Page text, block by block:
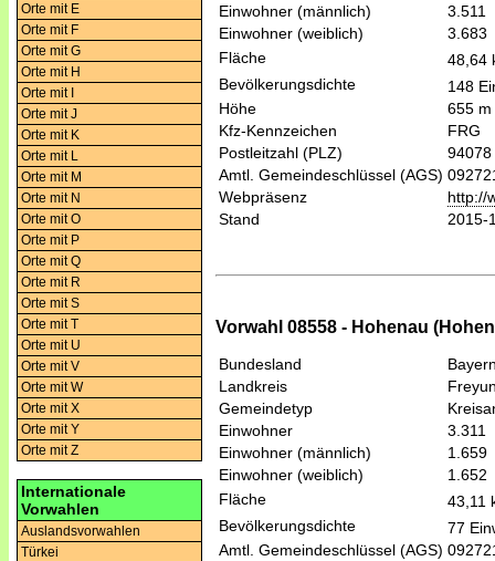
Orte mit E
Orte mit F
Orte mit G
Orte mit H
Orte mit I
Orte mit J
Orte mit K
Orte mit L
Orte mit M
Orte mit N
Orte mit O
Orte mit P
Orte mit Q
Orte mit R
Orte mit S
Orte mit T
Orte mit U
Orte mit V
Orte mit W
Orte mit X
Orte mit Y
Orte mit Z
Internationale
Vorwahlen
Auslandsvorwahlen
Türkei
Einwohner (männlich)
3.511
Einwohner (weiblich)
3.683
Fläche
48,64
Bevölkerungsdichte
148
Höhe
655 m
Kfz-Kennzeichen
FRG
Postleitzahl (PLZ)
94078
Amtl. Gemeindeschlüssel (AGS)
Webpräsenz
http://
Stand
2015-
Vorwahl 08558 - Hohenau
Bundesland
Landkreis
Gemeindetyp
Einwohner
3.311
Einwohner (männlich)
1.659
Einwohner (weiblich)
1.652
Fläche
43,11
Bevölkerungsdichte
77
Amtl. Gemeindeschlüssel (AGS)